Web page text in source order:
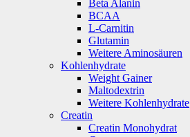
Beta Alanin
BCAA
L-Carnitin
Glutamin
Weitere Aminosäuren
Kohlenhydrate
Weight Gainer
Maltodextrin
Weitere Kohlenhydrate
Creatin
Creatin Monohydrat